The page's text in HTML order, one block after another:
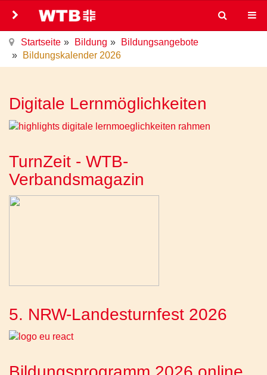
Startseite Bildung
Bildungsangebote
Bildungskalender 2026
Digitale Lernmöglichkeiten
TurnZeit - WTB-
Verbandsmagazin
5. NRW-Landesturnfest 2026